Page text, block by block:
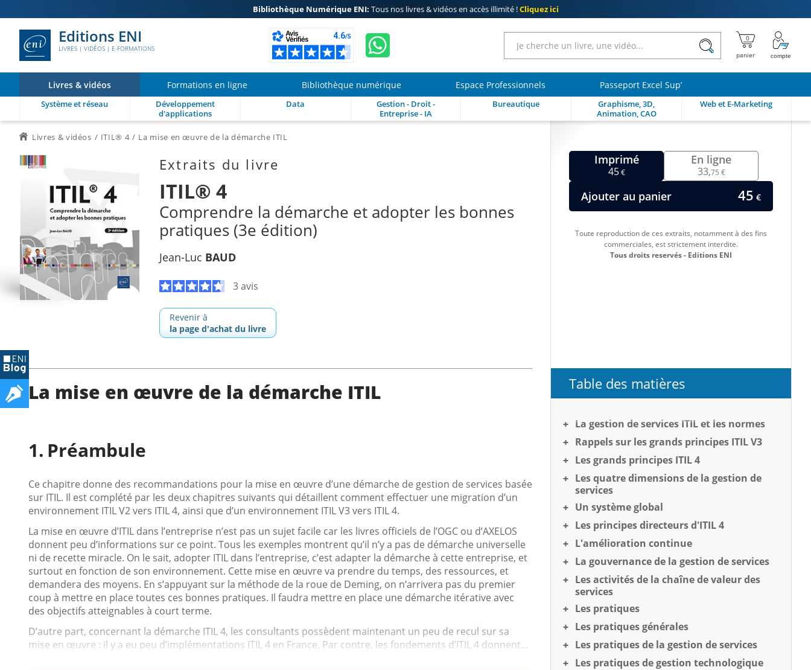
Bibliothèque Numérique ENI: Tous nos livres & vidéos en accès illimité !Cliquez ici
Editions ENI
LIVRES | VIDÉOS | E-FORMATIONS
Livres & vidéos Formations en ligne Bibliothèque numérique Espace Professionnels Passeport Excel Sup’
Système et réseau
Développement
d'applications
Data
Gestion - Droit -
Entreprise - IA
Bureautique
Graphisme, 3D,
Animation, CAO
Web et E-Marketing
Livres & vidéos ITIL® 4 La mise en œuvre de la démarche ITIL
Extraits du livre
ITIL® 4
Comprendre la démarche et adopter les bonnes
pratiques (3e édition)
Jean-Luc BAUD
3 avis
Revenir à
la page d'achat du livre
Imprimé
45€
En ligne
33,75 €
Ajouter au panier 45 €
Toute reproduction de ces extraits, notamment à des fins
commerciales, est strictement interdite.
Tous droits reservés - Editions ENI
La mise en œuvre de la démarche ITIL
Préambule
Ce chapitre donne des recommandations pour la mise en œuvre d’une démarche de gestion de services basée
sur ITIL. Il est complété par les deux chapitres suivants qui détaillent comment effectuer une migration d’un
environnement ITIL V2 vers ITIL 4, ainsi que d’un environnement ITIL V3 vers ITIL 4.
La mise en œuvre d’ITIL dans l’entreprise n’est pas un sujet facile car les livres officiels de l’OGC ou d’AXELOS
donnent peu d’informations sur ce point. Tous les exemples montrent qu’il n’y a pas de démarche universelle
ni de recette miracle. On le sait, adopter ITIL dans l’entreprise, c’est adapter la démarche à cette entreprise, et
surtout en fonction de son environnement. Cette mise en œuvre va prendre du temps, des ressources, et
demandera des moyens. En s’appuyant sur la méthode de la roue de Deming, on n’arrivera pas du premier
coup à mettre en place toutes ces bonnes pratiques. Il faudra mettre en place une démarche itérative avec
des objectifs atteignables à court terme.
D’autre part, concernant la démarche ITIL 4, les consultants possèdent maintenant un peu de recul sur sa
mise en œuvre : il y a eu peu d’implémentations ITIL 4 en France. Par contre, les fondements d’ITIL 4 donnent...
Table des matières
La gestion de services ITIL et les normes
Rappels sur les grands principes ITIL V3
Les grands principes ITIL 4
Les quatre dimensions de la gestion de
services
Un système global
Les principes directeurs d'ITIL 4
L'amélioration continue
La gouvernance de la gestion de services
Les activités de la chaîne de valeur des
services
Les pratiques
Les pratiques générales
Les pratiques de la gestion de services
Les pratiques de gestion technologique